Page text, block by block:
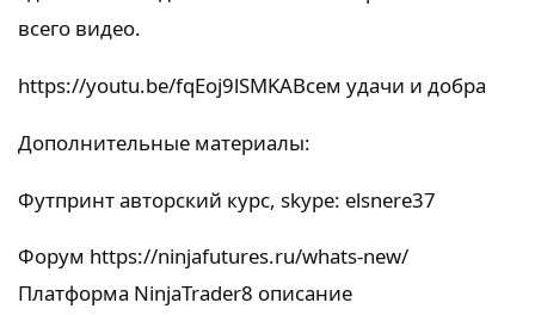
всего видео.
https://youtu.be/fqEoj9lSMKAВсем удачи и добра
Дополнительные материалы:
Футпринт авторский курс, skype: elsnere37
Форум https://ninjafutures.ru/whats-new/
Платформа NinjaTrader8 описание